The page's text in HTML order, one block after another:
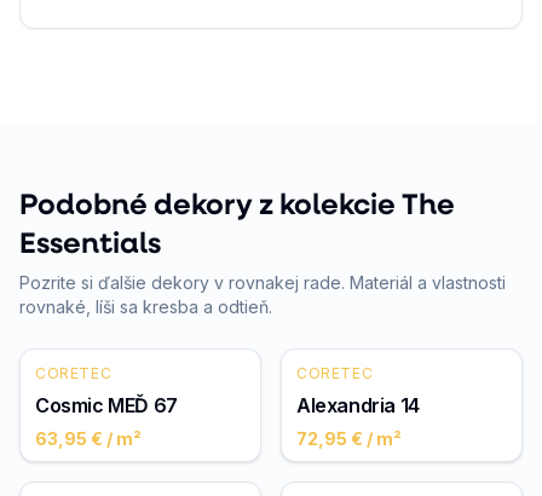
Podobné dekory z kolekcie The
Essentials
Pozrite si ďalšie dekory v rovnakej rade. Materiál a vlastnosti
rovnaké, líši sa kresba a odtieň.
CORETEC
Cosmic MEĎ 67
63,95 € / m²
CORETEC
Alexandria 14
72,95 € / m²